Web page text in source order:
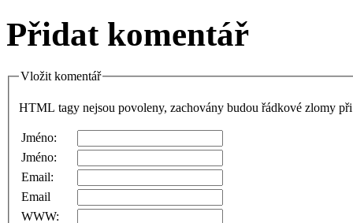
Přidat komentář
Vložit komentář
HTML tagy nejsou povoleny, zachovány budou řádkové zlomy
Jméno:
Jméno:
Email:
Email
WWW: